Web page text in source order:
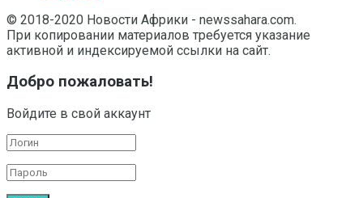
© 2018-2020 Новости Африки - newssahara.com.
При копировании материалов требуется указание
активной и индексируемой ссылки на сайт.
Добро пожаловать!
Войдите в свой аккаунт